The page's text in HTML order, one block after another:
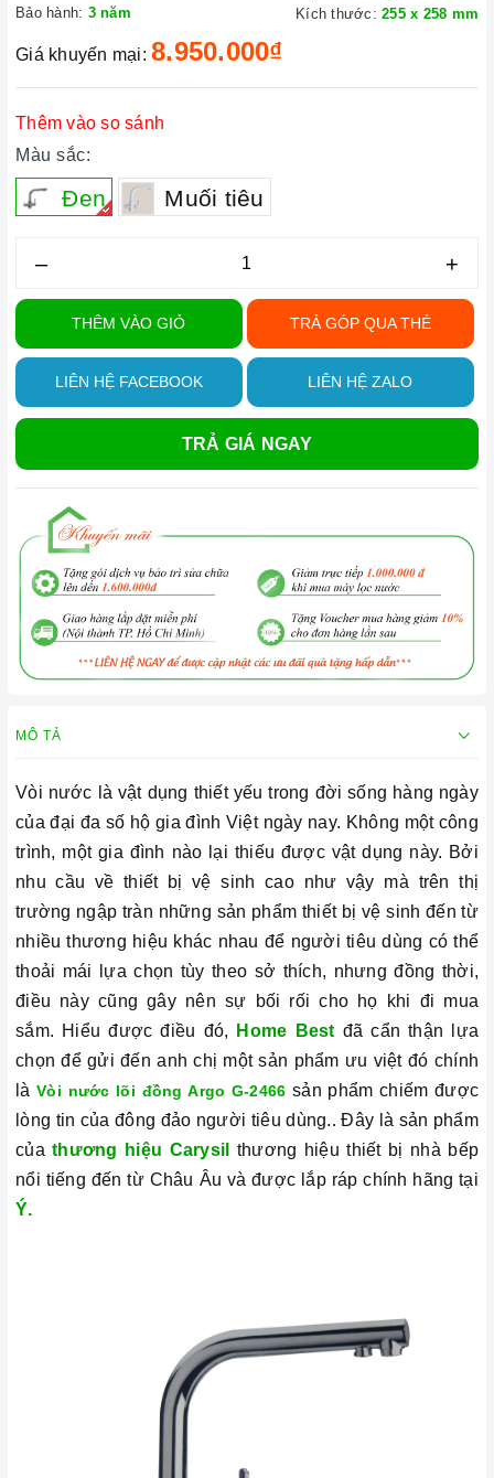
Bảo hành: 3 năm
Kích thước: 255 x 258 mm
Giá khuyến mại: 8.950.000₫
Thêm vào so sánh
Màu sắc:
Đen Muối tiêu
– +
THÊM VÀO GIỎ TRẢ GÓP QUA THẺ
LIÊN HỆ FACEBOOK LIÊN HỆ ZALO
TRẢ GIÁ NGAY
MÔ TẢ
Vòi nước là vật dụng thiết yếu trong đời sống hàng ngày
của đại đa số hộ gia đình Việt ngày nay. Không một công
trình, một gia đình nào lại thiếu được vật dụng này. Bởi
nhu cầu về thiết bị vệ sinh cao như vậy mà trên thị
trường ngập tràn những sản phẩm thiết bị vệ sinh đến từ
nhiều thương hiệu khác nhau để người tiêu dùng có thể
thoải mái lựa chọn tùy theo sở thích, nhưng đồng thời,
điều này cũng gây nên sự bối rối cho họ khi đi mua
sắm. Hiểu được điều đó, Home Best đã cẩn thận lựa
chọn để gửi đến anh chị một sản phẩm ưu việt đó chính
làVòi nước lõi đồng Argo G-2466sản phẩm chiếm được
lòng tin của đông đảo người tiêu dùng.. Đây là sản phẩm
củathương hiệu Carysil
thương hiệu thiết bị nhà bếp
nổi tiếng đến từ Châu Âu và được lắp ráp chính hãng tại
Ý.